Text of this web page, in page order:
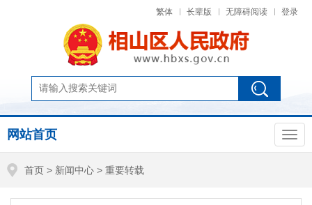
繁体 长辈版 无障碍阅读 登录
网站首页
首页 > 新闻中心 > 重要转载